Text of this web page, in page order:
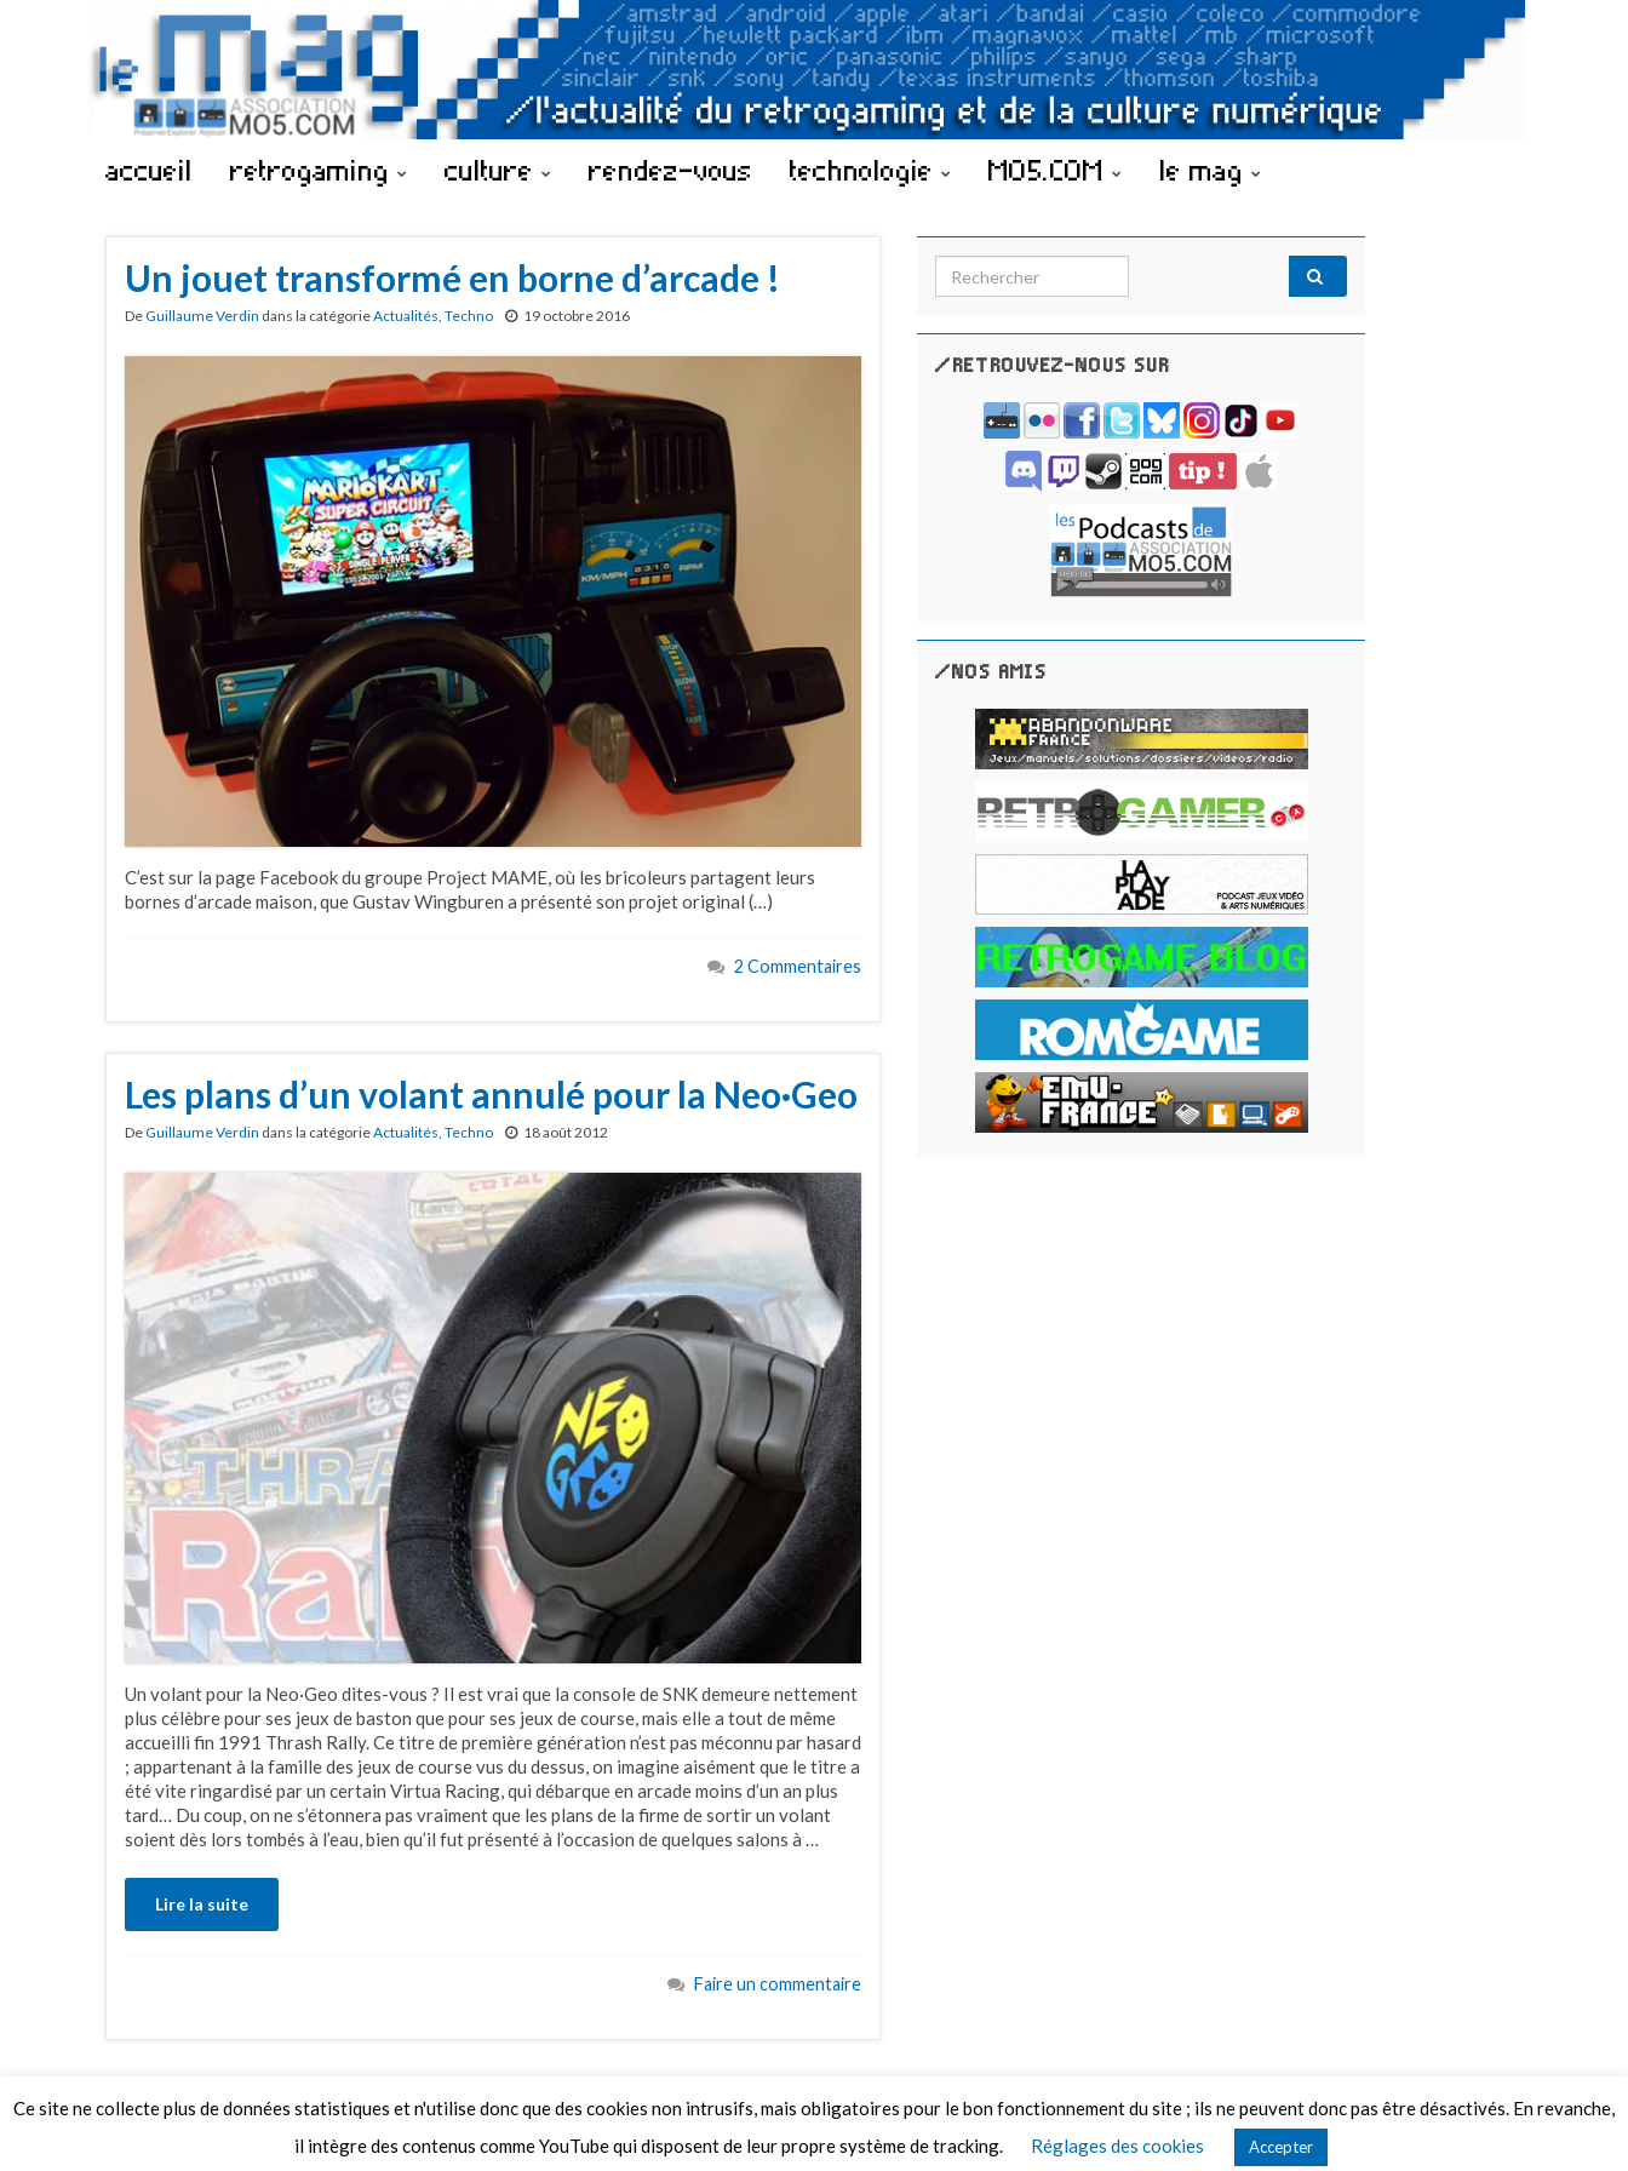
accueil retrogaming culture rendez-vous technologie MO5.COM le mag
Un jouet transformé en borne d’arcade !
DeGuillaume Verdin dans la catégorieActualités, Techno 19 octobre 2016
C’est sur la page Facebook du groupe Project MAME, où les bricoleurs partagent leurs
bornes d’arcade maison, que Gustav Wingburen a présenté son projet original (…)
2 Commentaires
Les plans d’un volant annulé pour la Neo·Geo
DeGuillaume Verdin dans la catégorieActualités Techno 18 août 2012
Un volant pour la Neo·Geo dites-vous ? Il est vrai que la console de SNK demeure nettement
plus célèbre pour ses jeux de baston que pour ses jeux de course, mais elle a tout de même
accueilli fin 1991 Thrash Rally. Ce titre de première génération n’est pas méconnu par hasard
; appartenant à la famille des jeux de course vus du dessus, on imagine aisément que le titre a
été vite ringardisé par un certain Virtua Racing, qui débarque en arcade moins d’un an plus
tard… Du coup, on ne s’étonnera pas vraiment que les plans de la firme de sortir un volant
soient dès lors tombés à l’eau, bien qu’il fut présenté à l’occasion de quelques salons à …
Lire la suite
Faire un commentaire
Search for:
/RETROUVEZ-NOUS SUR
/NOS AMIS
Ce site ne collecte plus de données statistiques et n'utilise donc que des cookies non intrusifs, mais obligatoires pour le bon fonctionnement du site ; ils ne peuvent donc pas être désactivés. En revanche,
il intègre des contenus comme YouTube qui disposent de leur propre système de tracking.
Réglages des cookies Accepter